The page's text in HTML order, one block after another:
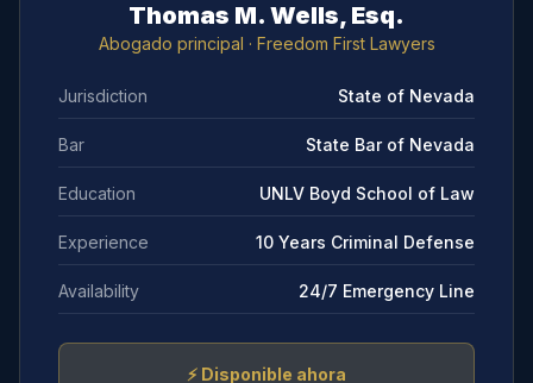
Thomas M. Wells, Esq.
Abogado principal · Freedom First Lawyers
Jurisdiction State of Nevada
Bar State Bar of Nevada
Education UNLV Boyd School of Law
Experience 10 Years Criminal Defense
Availability 24/7 Emergency Line
⚡ Disponible ahora